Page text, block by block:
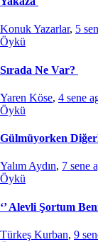
Konuk Yazarlar, 5
Öykü
Sırada Ne Var?
Yaren Köse, 4 sene
Öykü
Gülmüyorken
Yalım Aydın, 7 sene
Öykü
‘’ Alevli Şortum
Türkeş Kurban, 9